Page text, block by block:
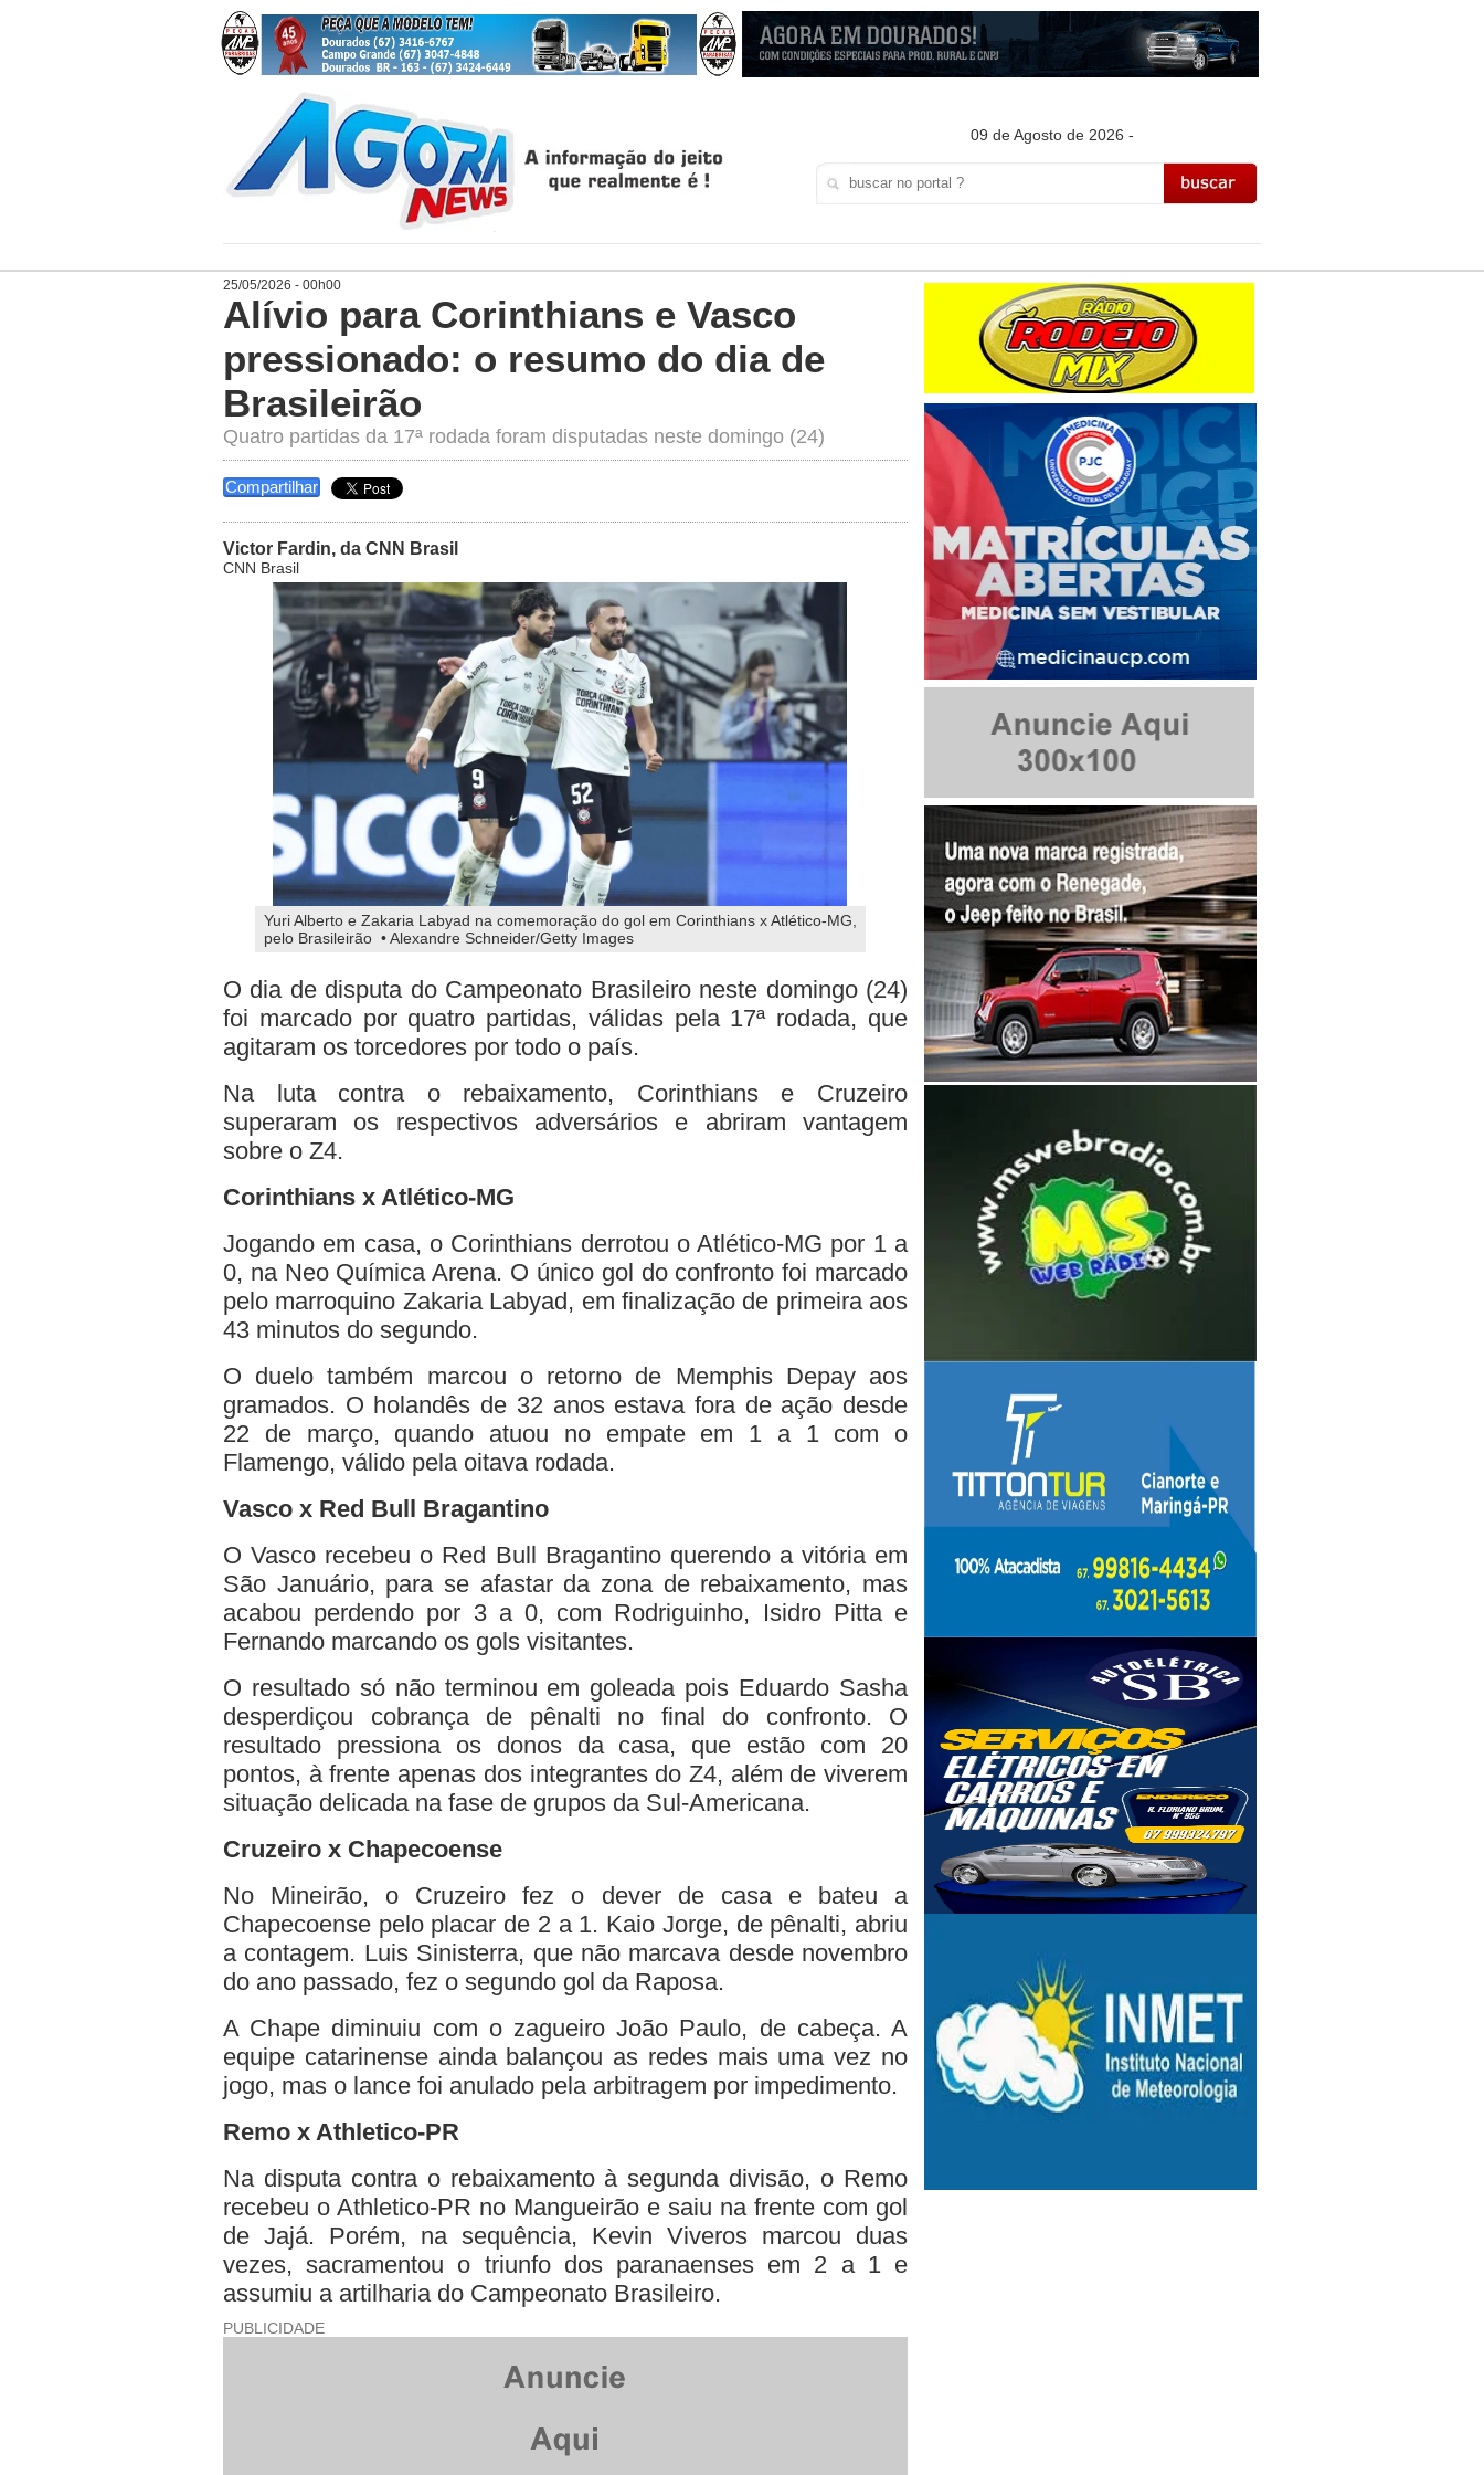
09 de Agosto de 2026 -
25/05/2026 - 00h00
Alívio para Corinthians e Vasco
pressionado: o resumo do dia de
Brasileirão
Quatro partidas da 17ª rodada foram disputadas neste domingo (24)
Compartilhar
Victor Fardin, da CNN Brasil
CNN Brasil
Yuri Alberto e Zakaria Labyad na comemoração do gol em Corinthians x Atlético-MG,
pelo Brasileirão • Alexandre Schneider/Getty Images
O dia de disputa do Campeonato Brasileiro neste domingo (24)
foi marcado por quatro partidas, válidas pela 17ª rodada, que
agitaram os torcedores por todo o país.
Na luta contra o rebaixamento, Corinthians e Cruzeiro
superaram os respectivos adversários e abriram vantagem
sobre o Z4.
Corinthians x Atlético-MG
Jogando em casa, o Corinthians derrotou o Atlético-MG por 1 a
0, na Neo Química Arena. O único gol do confronto foi marcado
pelo marroquino Zakaria Labyad, em finalização de primeira aos
43 minutos do segundo.
O duelo também marcou o retorno de Memphis Depay aos
gramados. O holandês de 32 anos estava fora de ação desde
22 de março, quando atuou no empate em 1 a 1 com o
Flamengo, válido pela oitava rodada.
Vasco x Red Bull Bragantino
O Vasco recebeu o Red Bull Bragantino querendo a vitória em
São Januário, para se afastar da zona de rebaixamento, mas
acabou perdendo por 3 a 0, com Rodriguinho, Isidro Pitta e
Fernando marcando os gols visitantes.
O resultado só não terminou em goleada pois Eduardo Sasha
desperdiçou cobrança de pênalti no final do confronto. O
resultado pressiona os donos da casa, que estão com 20
pontos, à frente apenas dos integrantes do Z4, além de viverem
situação delicada na fase de grupos da Sul-Americana.
Cruzeiro x Chapecoense
No Mineirão, o Cruzeiro fez o dever de casa e bateu a
Chapecoense pelo placar de 2 a 1. Kaio Jorge, de pênalti, abriu
a contagem. Luis Sinisterra, que não marcava desde novembro
do ano passado, fez o segundo gol da Raposa.
A Chape diminuiu com o zagueiro João Paulo, de cabeça. A
equipe catarinense ainda balançou as redes mais uma vez no
jogo, mas o lance foi anulado pela arbitragem por impedimento.
Remo x Athletico-PR
Na disputa contra o rebaixamento à segunda divisão, o Remo
recebeu o Athletico-PR no Mangueirão e saiu na frente com gol
de Jajá. Porém, na sequência, Kevin Viveros marcou duas
vezes, sacramentou o triunfo dos paranaenses em 2 a 1 e
assumiu a artilharia do Campeonato Brasileiro.
PUBLICIDADE